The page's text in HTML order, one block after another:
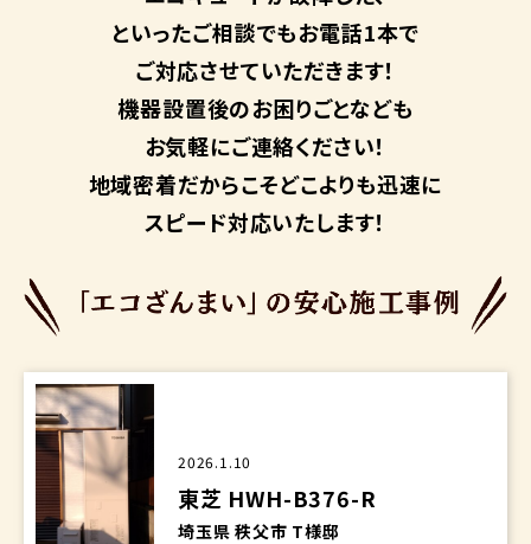
といったご相談でもお電話1本で
ご対応させていただきます！
機器設置後のお困りごとなども
お気軽にご連絡ください！
地域密着だからこそどこよりも迅速に
スピード対応いたします！
2026.1.10
東芝 HWH-B376-R
埼玉県 秩父市 T様邸